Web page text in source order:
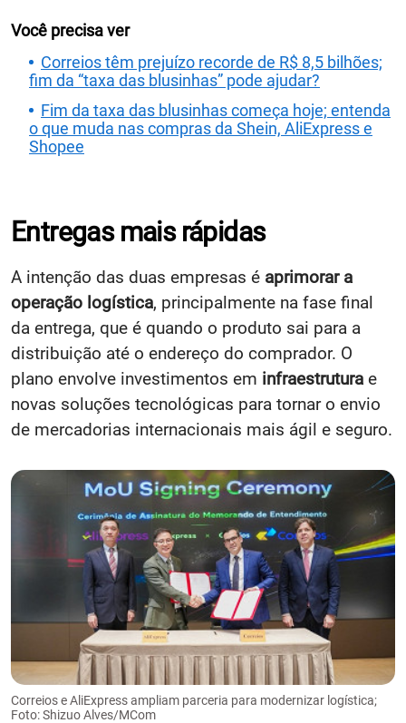
Você precisa ver
Correios têm prejuízo recorde de R$ 8,5 bilhões;
fim da “taxa das blusinhas” pode ajudar?
Fim da taxa das blusinhas começa hoje; entenda
o que muda nas compras da Shein, AliExpress e
Shopee
Entregas mais rápidas
A intenção das duas empresas é aprimorar a
operação logística, principalmente na fase final
da entrega, que é quando o produto sai para a
distribuição até o endereço do comprador. O
plano envolve investimentos em infraestrutura e
novas soluções tecnológicas para tornar o envio
de mercadorias internacionais mais ágil e seguro.
Correios e AliExpress ampliam parceria para modernizar logística;
Foto: Shizuo Alves/MCom